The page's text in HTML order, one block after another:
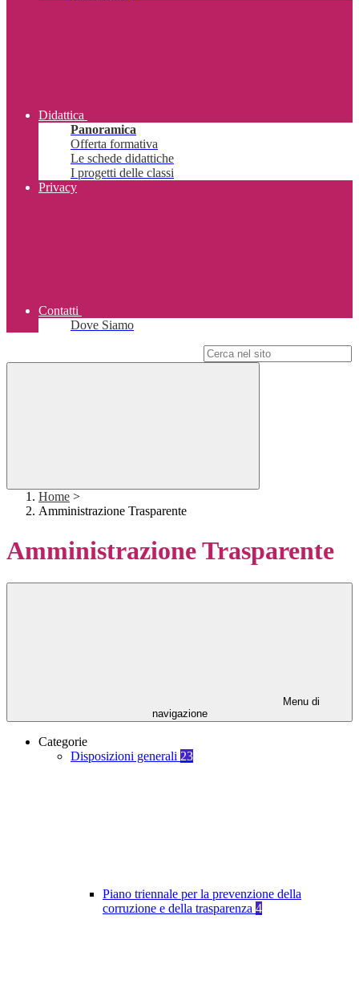
Didattica
Panoramica
Offerta formativa
Le schede didattiche
I progetti delle classi
Privacy
Contatti
Dove Siamo
Home >
Amministrazione Trasparente
Amministrazione Trasparente
Menu di
navigazione
Categorie
Disposizioni generali 23
Piano triennale per la prevenzione della
corruzione e della trasparenza 4